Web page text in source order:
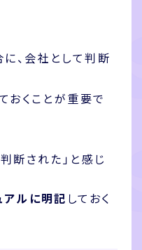
、会社として判断
おくことが重要で
断された」と感じ
ルに明記 しておく